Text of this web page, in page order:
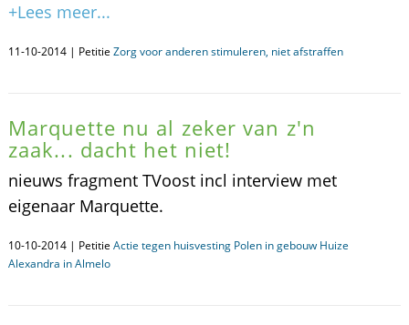
+Lees meer...
11-10-2014 | Petitie Zorg voor anderen stimuleren, niet afstraffen
Marquette nu al zeker van z'n
zaak... dacht het niet!
nieuws fragment TVoost incl interview met
eigenaar Marquette.
10-10-2014 | Petitie Actie tegen huisvesting Polen in gebouw Huize
Alexandra in Almelo